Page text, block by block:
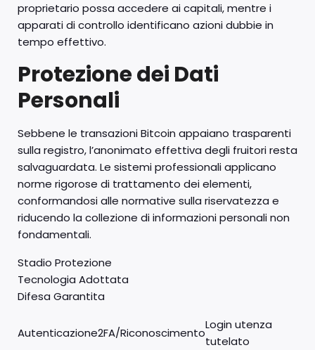
proprietario possa accedere ai capitali, mentre i
apparati di controllo identificano azioni dubbie in
tempo effettivo.
Protezione dei Dati
Personali
Sebbene le transazioni Bitcoin appaiano trasparenti
sulla registro, l’anonimato effettiva degli fruitori resta
salvaguardata. Le sistemi professionali applicano
norme rigorose di trattamento dei elementi,
conformandosi alle normative sulla riservatezza e
riducendo la collezione di informazioni personali non
fondamentali.
Stadio Protezione
Tecnologia Adottata
Difesa Garantita
Autenticazione2FA/Riconoscimento
Login utenza
tutelato